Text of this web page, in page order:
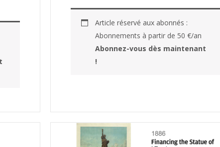
Article réservé aux abonnés :
Abonnements à partir de 50 €/an
Abonnez-vous dès maintenant
!